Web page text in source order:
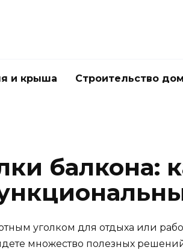
и крыша Строительство
балкона:
уголком для отдыха или
множество полезных